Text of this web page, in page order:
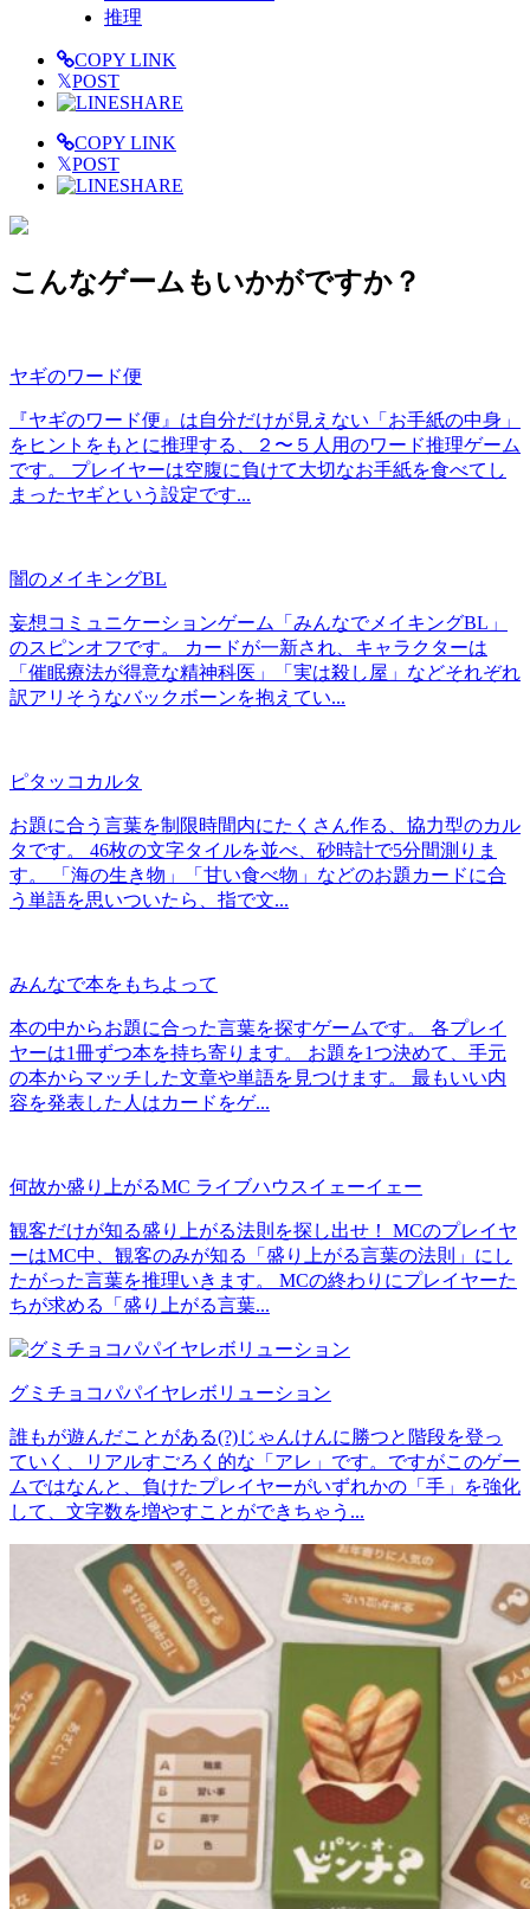
推理
COPY LINK
𝕏POST
SHARE
COPY LINK
𝕏POST
SHARE
こんなゲームもいかがですか？
ヤギのワード便
『ヤギのワード便』は自分だけが見えない「お手紙の中身」
をヒントをもとに推理する、２〜５人用のワード推理ゲーム
です。 プレイヤーは空腹に負けて大切なお手紙を食べてし
まったヤギという設定です...
闇のメイキングBL
妄想コミュニケーションゲーム「みんなでメイキングBL」
のスピンオフです。 カードが一新され、キャラクターは
「催眠療法が得意な精神科医」「実は殺し屋」などそれぞれ
訳アリそうなバックボーンを抱えてい...
ピタッコカルタ
お題に合う言葉を制限時間内にたくさん作る、協力型のカル
タです。 46枚の文字タイルを並べ、砂時計で5分間測りま
す。 「海の生き物」「甘い食べ物」などのお題カードに合
う単語を思いついたら、指で文...
みんなで本をもちよって
本の中からお題に合った言葉を探すゲームです。 各プレイ
ヤーは1冊ずつ本を持ち寄ります。 お題を1つ決めて、手元
の本からマッチした文章や単語を見つけます。 最もいい内
容を発表した人はカードをゲ...
何故か盛り上がるMC ライブハウスイェーイェー
観客だけが知る盛り上がる法則を探し出せ！ MCのプレイヤ
ーはMC中、観客のみが知る「盛り上がる言葉の法則」にし
たがった言葉を推理いきます。 MCの終わりにプレイヤーた
ちが求める「盛り上がる言葉...
グミチョコパパイヤレボリューション
誰もが遊んだことがある(?)じゃんけんに勝つと階段を登っ
ていく、リアルすごろく的な「アレ」です。ですがこのゲー
ムではなんと、負けたプレイヤーがいずれかの「手」を強化
して、文字数を増やすことができちゃう...